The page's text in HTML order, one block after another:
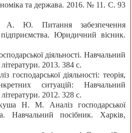
та держава. 2016. № 11. С. 93
А. Ю. Питання забезпечення
Юридичний вісник.
діяльності. Навчальний
2013. 384 с.
діяльності: теорія,
ситуацій: Навчальний
2012. 328 с.
Н. М. Аналіз господарської
Навчальний посібник. Харків,